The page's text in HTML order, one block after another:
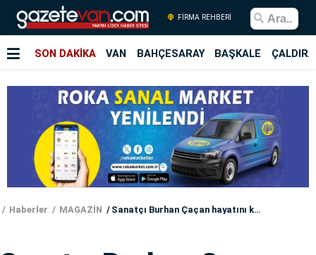
FİRMA REHBERİ
SON DAKİKA VAN BAHÇESARAY BAŞKALE
Haberler MAGAZİN Sanatçı Burhan Çaçan hayatını kaybetti